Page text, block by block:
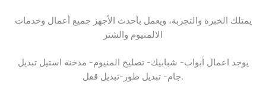
يمتلك الخبرة والتجربة، ويعمل بأحدث الأجهز جميع أعمال وخدمات
الالمنيوم والشتر
يوجد اعمال أبواب- شبابيك- تصليح المنيوم- مدخنة استيل تبديل
جام- تبديل طور-تبديل قفل.